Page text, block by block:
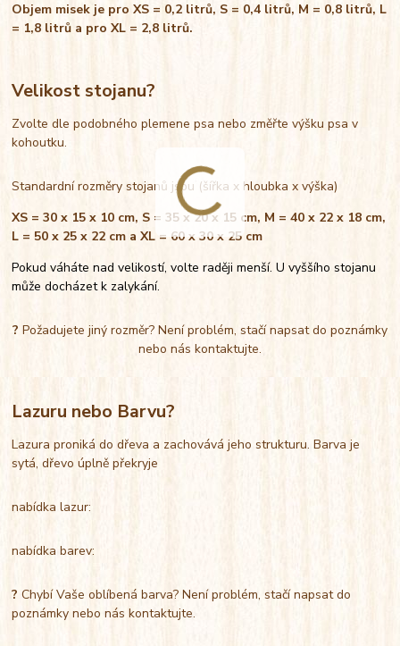
Objem misek je pro XS = 0,2 litrů, S = 0,4 litrů, M = 0,8 litrů, L
= 1,8 litrů a pro XL = 2,8 litrů.
Velikost stojanu?
Zvolte dle podobného plemene psa nebo změřte výšku psa v
kohoutku.
Standardní rozměry stojanů jsou (šířka x hloubka x výška)
XS = 30 x 15 x 10 cm, S = 35 x 20 x 15 cm, M = 40 x 22 x 18 cm,
L = 50 x 25 x 22 cm a XL = 60 x 30 x 25 cm
Pokud váháte nad velikostí, volte raději menší. U vyššího stojanu
může docházet k zalykání.
? Požadujete jiný rozměr? Není problém, stačí napsat do poznámky
nebo nás kontaktujte.
Lazuru nebo Barvu?
Lazura proniká do dřeva a zachovává jeho strukturu. Barva je
sytá, dřevo úplně překryje
nabídka lazur:
nabídka barev:
?Chybí Vaše oblíbená barva? Není problém, stačí napsat do
poznámky nebo nás kontaktujte.